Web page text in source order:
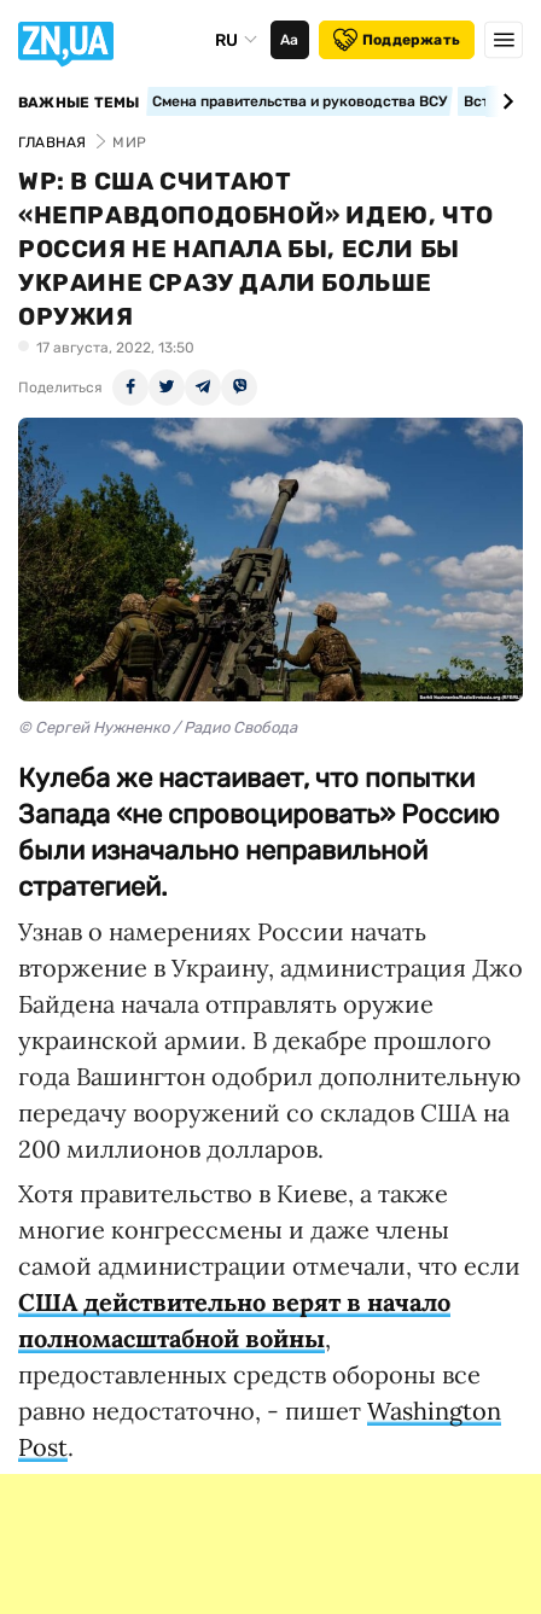
RU Аа Поддержать
ВАЖНЫЕ ТЕМЫ Смена правительства и руководства ВСУ
ГЛАВНАЯ МИР
WP: В США СЧИТАЮТ
«НЕПРАВДОПОДОБНОЙ» ИДЕЮ, ЧТО
РОССИЯ НЕ НАПАЛА БЫ, ЕСЛИ БЫ
УКРАИНЕ СРАЗУ ДАЛИ БОЛЬШЕ
ОРУЖИЯ
17 августа, 2022, 13:50
Поделиться
© Сергей Нужненко / Радио Свобода
Кулеба же настаивает, что попытки
Запада «не спровоцировать» Россию
были изначально неправильной
стратегией.
Узнав о намерениях России начать
вторжение в Украину, администрация Джо
Байдена начала отправлять оружие
украинской армии. В декабре прошлого
года Вашингтон одобрил дополнительную
передачу вооружений со складов США на
200 миллионов долларов.
Хотя правительство в Киеве, а также
многие конгрессмены и даже члены
самой администрации отмечали, что если
США действительно верят в начало
полномасштабной войны,
предоставленных средств обороны все
равно недостаточно, - пишет Washington
Post.